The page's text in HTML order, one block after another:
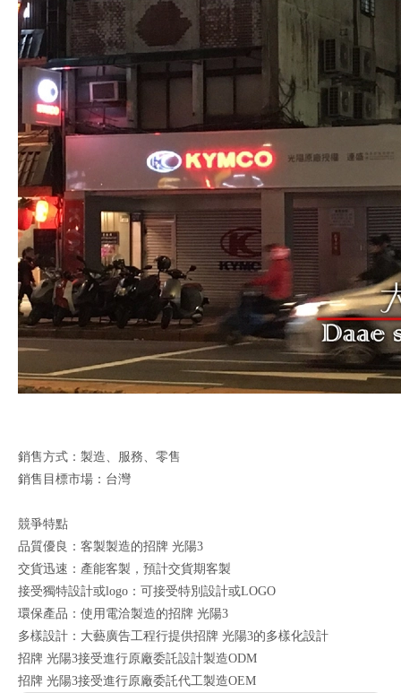
銷售方式：製造、服務、零售
銷售目標市場：台灣
競爭特點
品質優良：客製製造的招牌 光陽3
交貨迅速：產能客製，預計交貨期客製
接受獨特設計或logo：可接受特別設計或LOGO
環保產品：使用電洽製造的招牌 光陽3
多樣設計：大藝廣告工程行提供招牌 光陽3的多樣化設計
招牌 光陽3接受進行原廠委託設計製造ODM
招牌 光陽3接受進行原廠委託代工製造OEM